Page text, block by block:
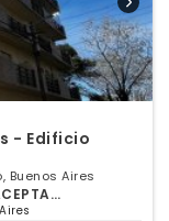
- Edificio
Buenos Aires